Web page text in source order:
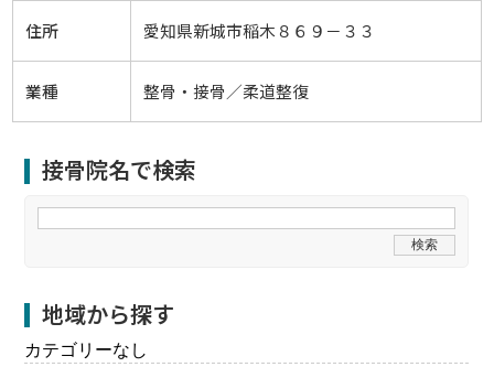
住所 愛知県新城市稲木８６９－３３
業種 整骨・接骨／柔道整復
接骨院名で検索
地域から探す
カテゴリーなし